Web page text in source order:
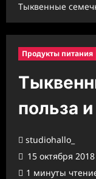
Тыквенные
Продукты питания
польза
studiohallo_
15 октября 2018
1 минуты